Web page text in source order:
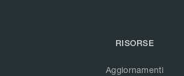
RISORSE
Aggiornamenti